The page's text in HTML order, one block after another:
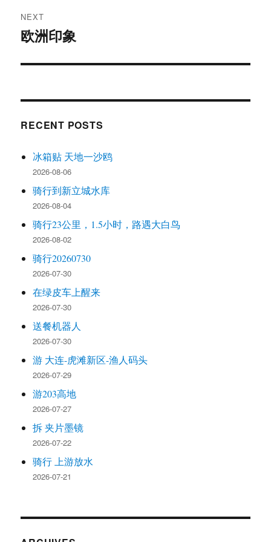
NEXT
Next
欧洲印象
RECENT POSTS
冰箱贴 天地一沙鸥
2026-08-06
骑行到新立城水库
2026-08-04
骑行23公里，1.5小时，路遇大白鸟
2026-08-02
骑行20260730
2026-07-30
在绿皮车上醒来
2026-07-30
送餐机器人
2026-07-30
游 大连-虎滩新区-渔人码头
2026-07-29
游203高地
2026-07-27
拆 夹片墨镜
2026-07-22
骑行 上游放水
2026-07-21